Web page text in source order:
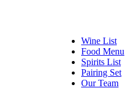
Wine List
Food Menu
Spirits List
Pairing Set
Our Team